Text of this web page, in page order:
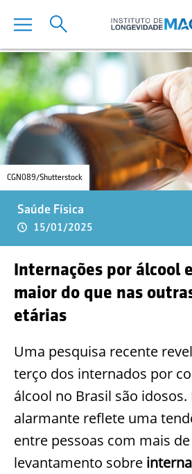
CGN089/Shutterstock
Saúde Física
15/01/2025
Internações por álcool
maior do que nas
etárias
Uma pesquisa recente
terço dos internados por
álcool no Brasil são idosos.
alarmante reflete uma
entre pessoas com mais
levantamento sobre